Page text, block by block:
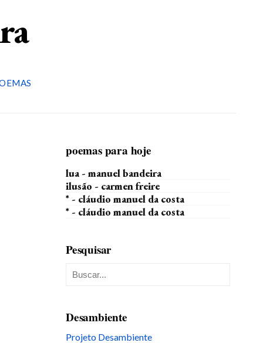
poemas para hoje
lua - manuel bandeira
ilusão - carmen freire
* - cláudio manuel da costa
* - cláudio manuel da costa
Pesquisar
Desambiente
Projeto Desambiente